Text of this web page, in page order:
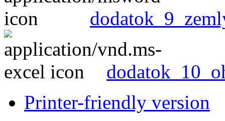
Printer-friendly version